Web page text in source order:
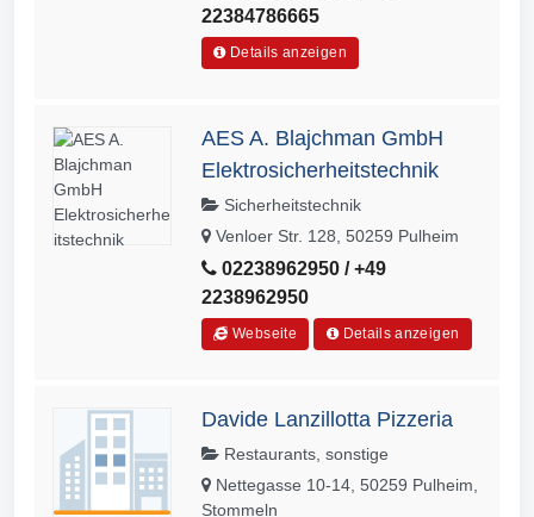
22384786665
Details anzeigen
AES A. Blajchman GmbH
Elektrosicherheitstechnik
Sicherheitstechnik
Venloer Str. 128, 50259 Pulheim
02238962950 / +49
2238962950
Webseite Details anzeigen
Davide Lanzillotta Pizzeria
Restaurants, sonstige
Nettegasse 10-14, 50259 Pulheim,
Stommeln